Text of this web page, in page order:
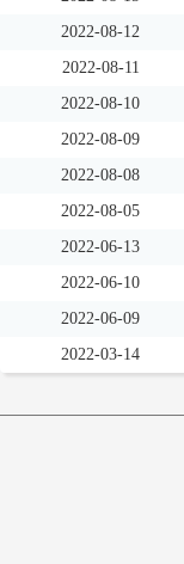
2022-08-12
2022-08-11
2022-08-10
2022-08-09
2022-08-08
2022-08-05
2022-06-13
2022-06-10
2022-06-09
2022-03-14